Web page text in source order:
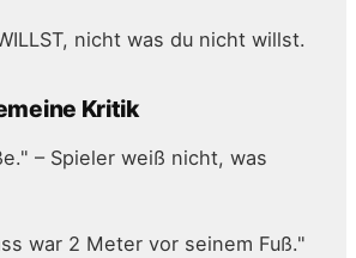
nicht was du nicht willst.
Kritik
– Spieler weiß nicht, was
war 2 Meter vor seinem Fuß."